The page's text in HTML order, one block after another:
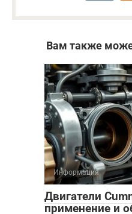
Вам также
Информация
Двигатели
применение и